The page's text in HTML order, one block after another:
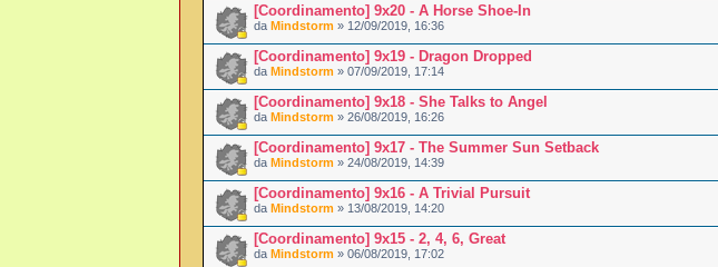
[Coordinamento] 9x20 - A Horse Shoe-In
da Mindstorm » 12/09/2019, 16:36
[Coordinamento] 9x19 - Dragon Dropped
da Mindstorm » 07/09/2019, 17:14
[Coordinamento] 9x18 - She Talks to Angel
da Mindstorm » 26/08/2019, 16:26
[Coordinamento] 9x17 - The Summer Sun Setback
da Mindstorm » 24/08/2019, 14:39
[Coordinamento] 9x16 - A Trivial Pursuit
da Mindstorm » 13/08/2019, 14:20
[Coordinamento] 9x15 - 2, 4, 6, Great
da Mindstorm » 06/08/2019, 17:02